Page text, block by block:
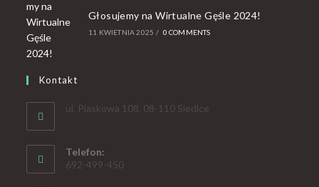
Głosujemy na Wirtualne Gęśle 2024!
11 KWIETNIA 2025 / 0 COMMENTS
Kontakt
ul. Piaskowa 108, 08-110 Siedlce
Telefon:
692-499-450